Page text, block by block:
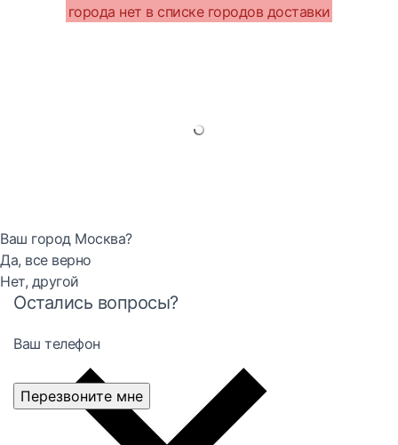
города нет в списке городов доставки
Ваш город Москва?
Да, все верно
Нет, другой
Остались вопросы?
Ваш телефон
Перезвоните мне